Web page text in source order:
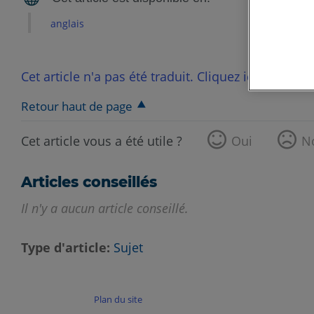
anglais
Cet article n'a pas été traduit. Cliquez ici pour
Retour haut de page
Cet article vous a été utile ? Oui
Articles conseillés
Il n'y a aucun article conseillé.
Type d'article Sujet
Plan du site